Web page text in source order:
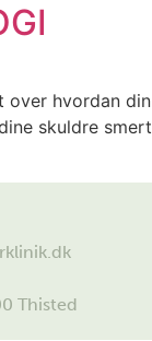
hvordan
skuldre
Thisted